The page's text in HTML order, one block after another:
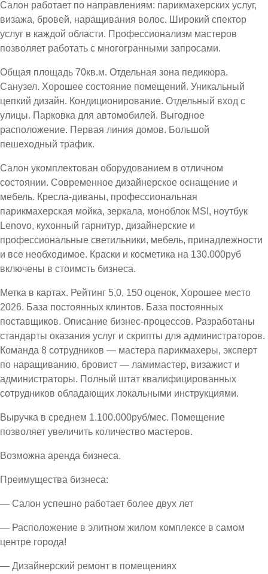
Салон работает по направлениям: парикмахерских услуг,
визажа, бровей, наращивания волос. Широкий спектор
услуг в каждой области. Профессионализм мастеров
позволяет работать с многогранными запросами.
Общая площадь 70кв.м. Отдельная зона педикюра.
Санузел. Хорошее состояние помещений. Уникальный
цепкий дизайн. Кондиционирование. Отдельный вход с
улицы. Парковка для автомобилей. Выгодное
расположение. Первая линия домов. Большой
пешеходный трафик.
Салон укомплектован оборудованием в отличном
состоянии. Современное дизайнерское оснащение и
мебель. Кресла-диваны, профессиональная
парикмахерская мойка, зеркала, моноблок MSI, ноутбук
Lenovo, кухонный гарнитур, дизайнерские и
профессиональные светильники, мебель, принадлежности
и все необходимое. Краски и косметика на 130.000руб
включены в стоимсть бизнеса.
Метка в картах. Рейтинг 5,0, 150 оценок, Хорошее место
2026. База постоянных клинтов. База постоянных
поставщиков. Описание бизнес-процессов. Разработаны
стандарты оказания услуг и скрипты для администраторов.
Команда 8 сотрудников — мастера парикмахеры, эксперт
по наращиванию, бровист — ламимастер, визажист и
администраторы. Полный штат квалифицированных
сотрудников обладающих локальными инструкциями.
Выручка в среднем 1.100.000руб/мес. Помещение
позволяет увеличить количество мастеров.
Возможна аренда бизнеса.
Преимущества бизнеса:
— Салон успешно работает более двух лет
— Расположение в элитном жилом комплексе в самом
центре города!
— Дизайнерский ремонт в помещениях